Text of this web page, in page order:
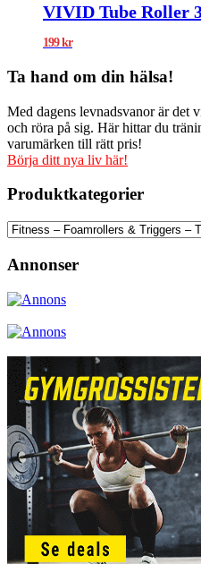
VIVID Tube Roller
199kr
Ta hand om din hälsa!
Med dagens levnadsvanor är det
och röra på sig. Här hittar du
varumärken till rätt pris!
Börja ditt nya liv här!
Produktkategorier
Annonser